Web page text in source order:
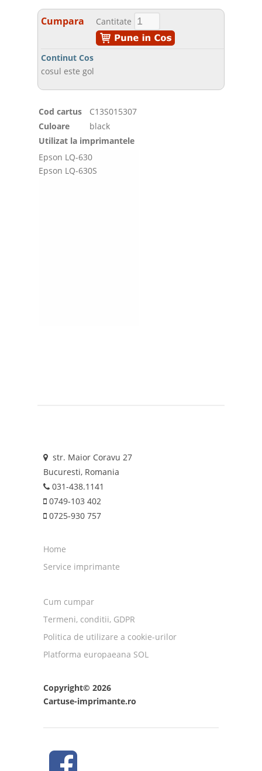
Cumpara Cantitate
Continut Cos
cosul este gol
Cod cartus
C13S015307
Culoare
black
Utilizat la imprimantele
Epson LQ-630
Epson LQ-630S
str. Maior Coravu 27
Bucuresti, Romania
031-438.1141
0749-103 402
0725-930 757
Home
Service imprimante
Cum cumpar
Termeni, conditii, GDPR
Politica de utilizare a cookie-urilor
Platforma europaeana SOL
Copyright© 2026
Cartuse-imprimante.ro